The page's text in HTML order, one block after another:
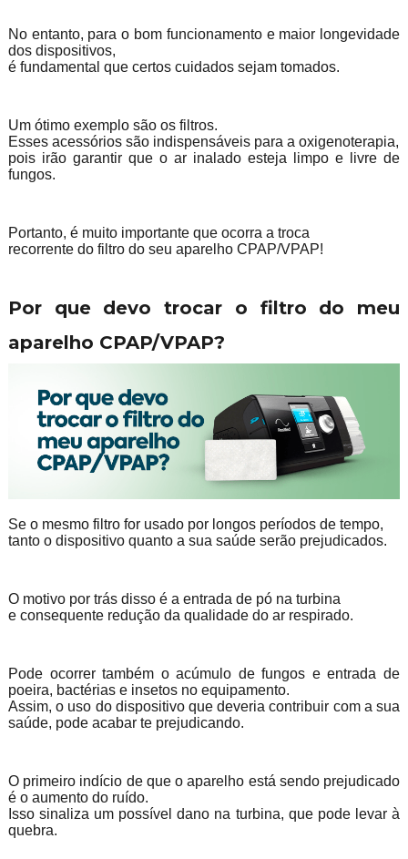
No entanto, para o bom funcionamento e maior longevidade
dos dispositivos,
é fundamental que certos cuidados sejam tomados.
Um ótimo exemplo são os filtros.
Esses acessórios são indispensáveis para a oxigenoterapia,
pois irão garantir que o ar inalado esteja limpo e livre de
fungos.
Portanto, é muito importante que ocorra a troca
recorrente do filtro do seu aparelho CPAP/VPAP!
Por que devo trocar o filtro do meu
aparelho CPAP/VPAP?
Se o mesmo filtro for usado por longos períodos de tempo,
tanto o dispositivo quanto a sua saúde serão prejudicados.
O motivo por trás disso é a entrada de pó na turbina
e consequente redução da qualidade do ar respirado.
Pode ocorrer também o acúmulo de fungos e entrada de
poeira, bactérias e insetos no equipamento.
Assim, o uso do dispositivo que deveria contribuir com a sua
saúde, pode acabar te prejudicando.
O primeiro indício de que o aparelho está sendo prejudicado
é o aumento do ruído.
Isso sinaliza um possível dano na turbina, que pode levar à
quebra.